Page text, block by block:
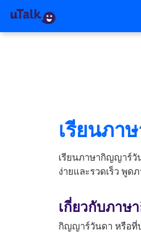
เรียนภา
เรียนภาษากิญญาร์วั
ง่ายและรวดเร็ว พูด
เกี่ยวกับภาษ
กิญญาร์วันดา หรือที่